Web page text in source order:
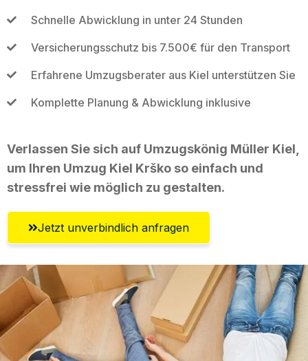
Schnelle Abwicklung in unter 24 Stunden
Versicherungsschutz bis 7.500€ für den Transport
Erfahrene Umzugsberater aus Kiel unterstützen Sie
Komplette Planung & Abwicklung inklusive
Verlassen Sie sich auf Umzugskönig Müller Kiel,
um Ihren Umzug Kiel Krško so einfach und
stressfrei wie möglich zu gestalten.
Jetzt unverbindlich anfragen